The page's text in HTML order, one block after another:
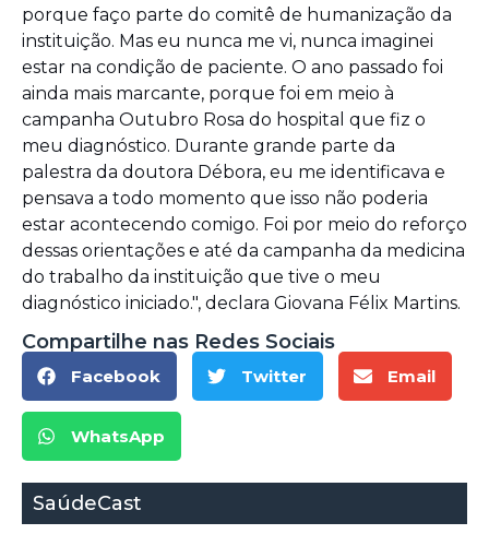
porque faço parte do comitê de humanização da
instituição. Mas eu nunca me vi, nunca imaginei
estar na condição de paciente. O ano passado foi
ainda mais marcante, porque foi em meio à
campanha Outubro Rosa do hospital que fiz o
meu diagnóstico. Durante grande parte da
palestra da doutora Débora, eu me identificava e
pensava a todo momento que isso não poderia
estar acontecendo comigo. Foi por meio do reforço
dessas orientações e até da campanha da medicina
do trabalho da instituição que tive o meu
diagnóstico iniciado.", declara Giovana Félix Martins.
Compartilhe nas Redes Sociais
Facebook Twitter Email
WhatsApp
SaúdeCast